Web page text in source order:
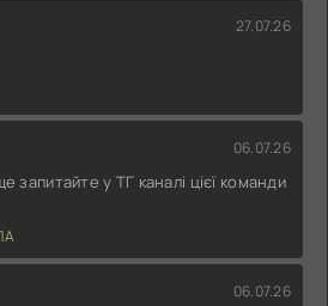
27.07.26
06.07.26
запитайте у ТГ каналі цієї команди
06.07.26